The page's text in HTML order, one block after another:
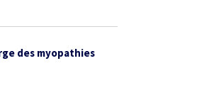
des myopathies